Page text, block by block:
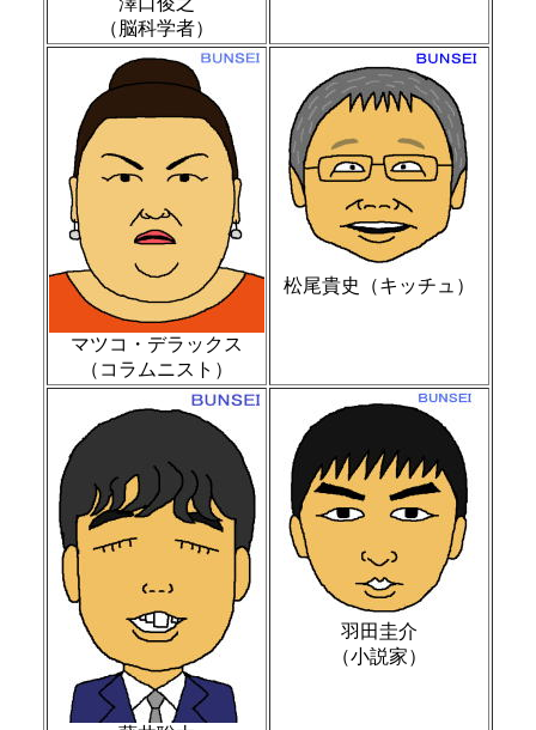
（脳科学者）
マツコ・デラックス
（コラムニスト）
松尾貴史（キッチュ）
羽田圭介
（小説家）